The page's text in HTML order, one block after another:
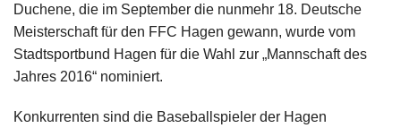
Duchene, die im September die nunmehr 18. Deutsche
Meisterschaft für den FFC Hagen gewann, wurde vom
Stadtsportbund Hagen für die Wahl zur „Mannschaft des
Jahres 2016“ nominiert.
Konkurrenten sind die Baseballspieler der Hagen